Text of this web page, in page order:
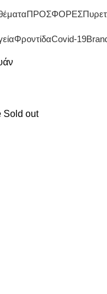
ΠΡΟΣΦΟΡΕΣ
ΦροντίδαCovid-19
Sold out